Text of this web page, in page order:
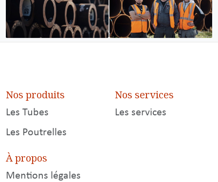
Nos produits
Les Tubes
Les Poutrelles
Nos services
Les services
À propos
Mentions légales